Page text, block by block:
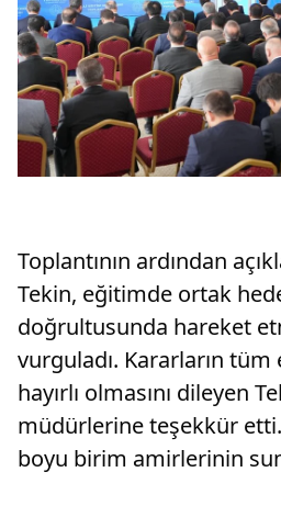
Toplantının ardından
Tekin, eğitimde ortak
doğrultusunda hareket
vurguladı. Kararların
hayırlı olmasını dileyen
müdürlerine teşekkür
boyu birim amirlerinin